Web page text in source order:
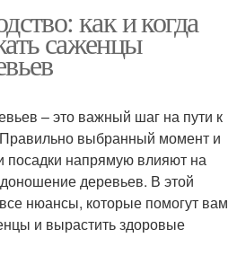
как и когда
саженцы
– это важный шаг на пути к
выбранный момент и
посадки напрямую влияют на
деревьев. В этой
нюансы, которые помогут вам
и вырастить здоровые